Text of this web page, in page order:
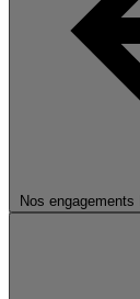
Nos engagements